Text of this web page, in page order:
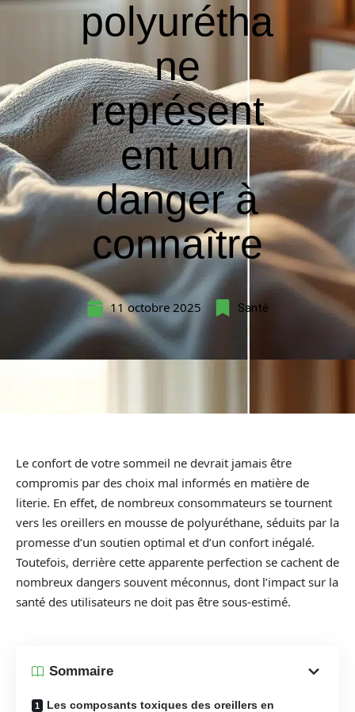
polyurétha
ne
représent
ent un
danger à
connaître
11 octobre 2025 Santé
Le confort de votre sommeil ne devrait jamais être
compromis par des choix mal informés en matière de
literie. En effet, de nombreux consommateurs se tournent
vers les oreillers en mousse de polyuréthane, séduits par la
promesse d’un soutien optimal et d’un confort inégalé.
Toutefois, derrière cette apparente perfection se cachent de
nombreux dangers souvent méconnus, dont l’impact sur la
santé des utilisateurs ne doit pas être sous-estimé.
Sommaire
Les composants toxiques des oreillers en